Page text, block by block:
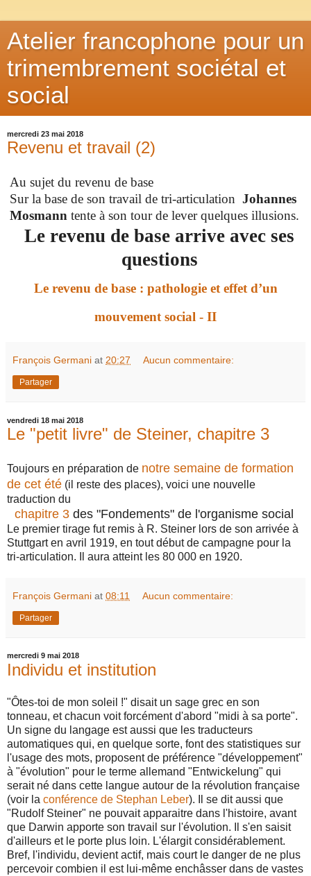
Atelier francophone pour un
trimembrement sociétal et
social
mercredi 23 mai 2018
Revenu et travail (2)
Au sujet du revenu de base
Sur la base de son travail de tri-articulation Johannes
Mosmann tente à son tourde lever quelques illusions.
Le revenu de base arrive avec ses
questions
Le revenu de base : pathologie et effet d’un
mouvement social - II
François Germani at 20:27 Aucun commentaire:
Partager
vendredi 18 mai 2018
Le "petit livre" de Steiner, chapitre 3
Toujours en préparation de notre semaine de formation
de cet été (il reste des places), voici une nouvelle
traduction du
chapitre 3des "Fondements" de l'organisme social
Le premier tirage fut remis à R. Steiner lors de son arrivée à
Stuttgart en avril 1919, en tout début de campagne pour la
tri-articulation. Il aura atteint les 80 000 en 1920.
François Germani at 08:11 Aucun commentaire:
Partager
mercredi 9 mai 2018
Individu et institution
"Ôtes-toi de mon soleil !" disait un sage grec en son
tonneau, et chacun voit forcément d'abord "midi à sa porte".
Un signe du langage est aussi que les traducteurs
automatiques qui, en quelque sorte, font des statistiques sur
l'usage des mots, proposent de préférence "développement"
à "évolution" pour le terme allemand "Entwickelung" qui
serait né dans cette langue autour de la révolution française
(voir la conférence de Stephan Leber). Il se dit aussi que
"Rudolf Steiner" ne pouvait apparaitre dans l'histoire, avant
que Darwin apporte son travail sur l'évolution. Il s'en saisit
d'ailleurs et le porte plus loin. L'élargit considérablement.
Bref, l'individu, devient actif, mais court le danger de ne plus
percevoir combien il est lui-même enchâsser dans de vastes